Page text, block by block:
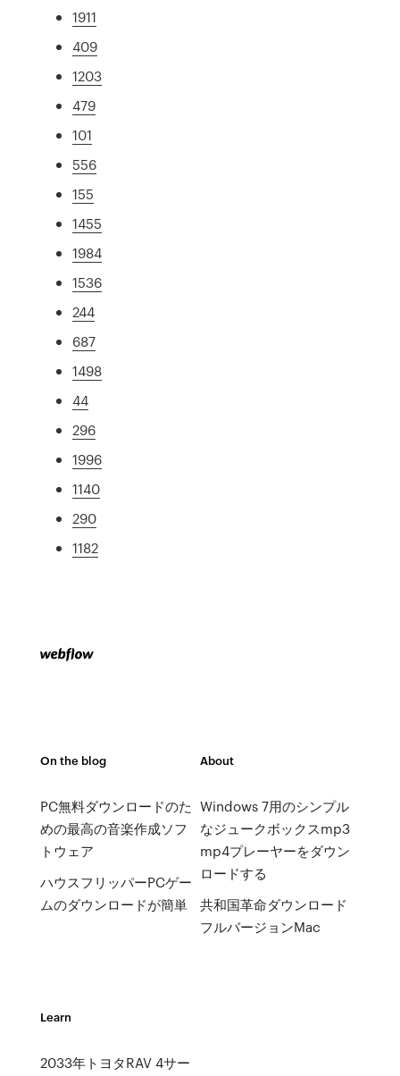
1911
409
1203
479
101
556
155
1455
1984
1536
244
687
1498
44
296
1996
1140
290
1182
On the blog
PC無料ダウンロードのた
めの最高の音楽作成ソフ
トウェア
ハウスフリッパーPCゲー
ムのダウンロードが簡単
About
Windows 7用のシンプル
なジュークボックスmp3
mp4プレーヤーをダウン
ロードする
共和国革命ダウンロード
フルバージョンMac
Learn
2033年トヨタRAV 4サー